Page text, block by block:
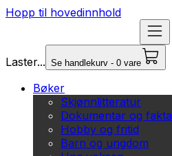
Hopp til hovedinnhold
Laster... Se handlekurv - 0 vare
Bøker
Skjønnlitteratur
Dokumentar og fakta
Hobby og fritid
Barn og ungdom